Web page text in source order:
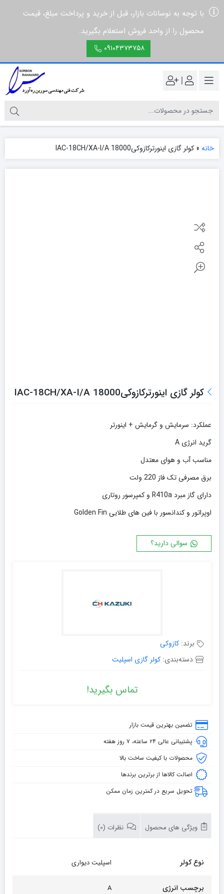
با توجه به نوسانات بازار، قبل از خرید و پرداخت مبلغ، قیمت
محصول را از واحد فروش استعلام بگیرید.
۰۹۱۰۴۳۷۳۷۵۸
|
خانه » کولر گازی اینورترکازوکی18000 IAC-18CH/XA-I/A
کولر گازی اینورترکازوکی18000 IAC-18CH/XA-I/A
عملکرد: سرمایش و گرمایش + اینورتر
گرید انرژی A
مناسب آب و هوای معتدل
برق مصرفی تک فاز 220 ولت
دارای گاز مبرد R410a و کمپرسور روتاری
اوپراتور و کندانسور با فین های طلایی Golden Fin
سوالی دارید؟
برند: کازوکی
دسته‌بندی: کولر گازی اسپلیت
تماس بگیرید!
تضمین بهترین قیمت بازار
پشتیبانی عالی ۲۴ ساعته، ۷ روز هفته
محصولات با کیفیت ساخت بالا
اصالت کالاها از برترین برندها
تحویل سریع در کمترین زمان ممکن
ویژگی های محصول نظرات (0)
نوع کولر اسپلیت دیواری
برچسب انرژی A